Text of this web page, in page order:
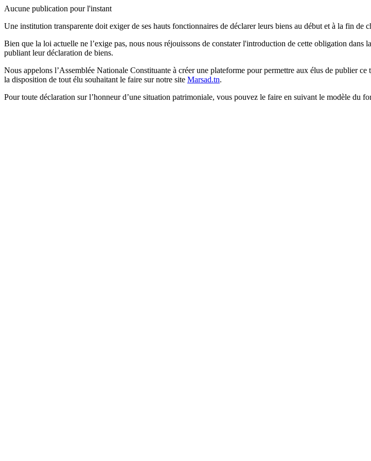
Aucune publication pour l'instant
Une institution transparente doit exiger de ses hauts fonctionnaires de déclarer leurs biens au début et à la fin de
Bien que la loi actuelle ne l’exige pas, nous nous réjouissons de constater l'introduction de cette obligation dans
publiant leur déclaration de biens.
Nous appelons l’Assemblée Nationale Constituante à créer une plateforme pour permettre aux élus de publier
la disposition de tout élu souhaitant le faire sur notre site Marsad.tn.
Pour toute déclaration sur l’honneur d’une situation patrimoniale, vous pouvez le faire en suivant le modèle du